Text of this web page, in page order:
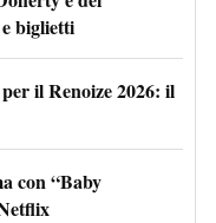
biglietti
il Renoize 2026: il
con “Baby